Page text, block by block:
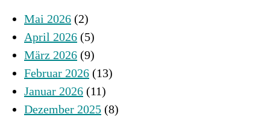
Mai 2026 (2)
April 2026 (5)
März 2026 (9)
Februar 2026 (13)
Januar 2026 (11)
Dezember 2025 (8)